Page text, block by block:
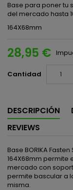
Base para poner tu
del mercado hasta
164X68mm
28,95 €
Cantidad
DESCRIPCIÓN
REVIEWS
Base BORIKA
164X68mm permite
mercado con
permite bascular a
misma.